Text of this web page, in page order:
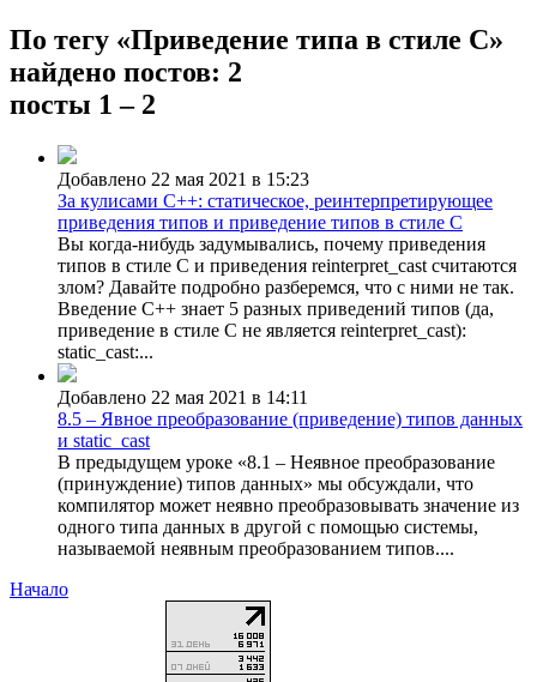
По тегу «Приведение типа в стиле C»
найдено постов: 2
посты 1 – 2
Добавлено 22 мая 2021 в 15:23
За кулисами C++: статическое, реинтерпретирующее
приведения типов и приведение типов в стиле C
Вы когда-нибудь задумывались, почему приведения
типов в стиле C и приведения reinterpret_cast считаются
злом? Давайте подробно разберемся, что с ними не так.
Введение C++ знает 5 разных приведений типов (да,
приведение в стиле C не является reinterpret_cast):
static_cast:...
Добавлено 22 мая 2021 в 14:11
8.5 – Явное преобразование (приведение) типов данных
и static_cast
В предыдущем уроке «8.1 – Неявное преобразование
(принуждение) типов данных» мы обсуждали, что
компилятор может неявно преобразовывать значение из
одного типа данных в другой с помощью системы,
называемой неявным преобразованием типов....
Начало